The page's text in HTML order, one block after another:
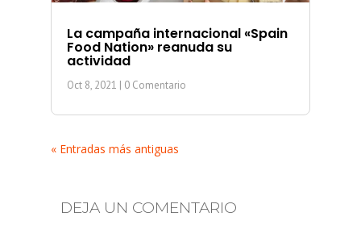
La campaña internacional «Spain
Food Nation» reanuda su
actividad
Oct 8, 2021 | 0 Comentario
« Entradas más antiguas
DEJA UN COMENTARIO